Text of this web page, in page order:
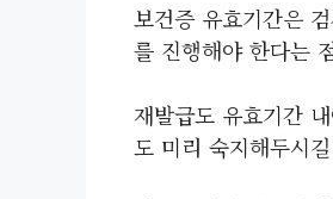
보건증 유효기간은
를 진행해야 한다는
재발급도 유효기간
도 미리 숙지해두시